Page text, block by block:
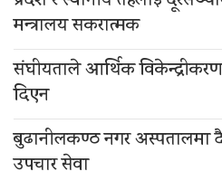
मन्त्रालय सकरात्मक
संघीयताले आर्थिक
दिएन
बुढानीलकण्ठ नगर अस्पतालमा
उपचार सेवा